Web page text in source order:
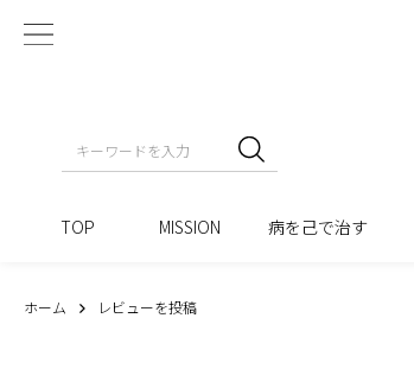
TOP MISSION 病を己で治す
ホーム レビューを投稿